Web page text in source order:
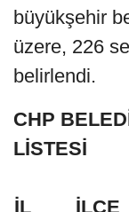
büyükşehir
üzere, 226
belirlendi.
CHP
LİSTESİ
İL İLÇE